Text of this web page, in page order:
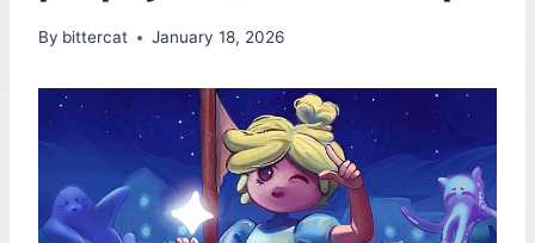
By bittercat January 18, 2026